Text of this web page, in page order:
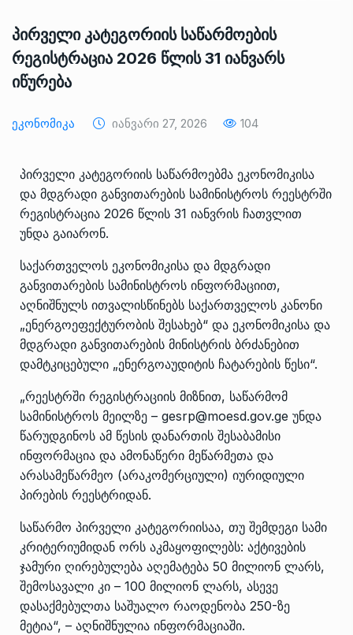
პირველი კატეგორიის საწარმოების
რეგისტრაცია 2026 წლის 31 იანვარს
იწურება
Ეკონომიკა Იანვარი 27, 2026 104
პირველი კატეგორიის საწარმოებმა ეკონომიკისა
და მდგრადი განვითარების სამინისტროს რეესტრში
რეგისტრაცია 2026 წლის 31 იანვრის ჩათვლით
უნდა გაიარონ.
საქართველოს ეკონომიკისა და მდგრადი
განვითარების სამინისტროს ინფორმაციით,
აღნიშნულს ითვალისწინებს საქართველოს კანონი
„ენერგოეფექტურობის შესახებ“ და ეკონომიკისა და
მდგრადი განვითარების მინისტრის ბრძანებით
დამტკიცებული „ენერგოაუდიტის ჩატარების წესი“.
„რეესტრში რეგისტრაციის მიზნით, საწარმომ
სამინისტროს მეილზე – gesrp@moesd.gov.ge უნდა
წარუდგინოს ამ წესის დანართის შესაბამისი
ინფორმაცია და ამონაწერი მეწარმეთა და
არასამეწარმეო (არაკომერციული) იურიდიული
პირების რეესტრიდან.
საწარმო პირველი კატეგორიისაა, თუ შემდეგი სამი
კრიტერიუმიდან ორს აკმაყოფილებს: აქტივების
ჯამური ღირებულება აღემატება 50 მილიონ ლარს,
შემოსავალი კი – 100 მილიონ ლარს, ასევე
დასაქმებულთა საშუალო რაოდენობა 250-ზე
მეტია“, – აღნიშნულია ინფორმაციაში.